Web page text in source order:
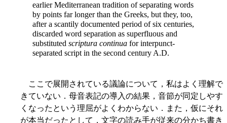
earlier Mediterranean tradition of separating words
by points far longer than the Greeks, but they, too,
after a scantily documented period of six centuries,
discarded word separation as superfluous and
substituted scriptura continua for interpunct-
separated script in the second century A.D.
ここで展開されている議論について，私はよく理解で
きていない．母音表記の導入の結果，音節が同定しやす
くなったという理屈がよくわからない．また，仮にそれ
が本当だったとして，文字の読み手が従来の分かち書き